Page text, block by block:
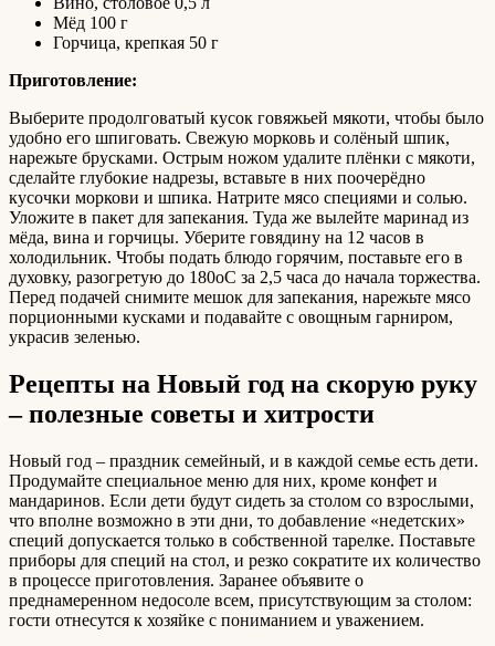
Мёд 100 г
Горчица, крепкая 50 г
Приготовление:
Выберите продолговатый кусок говяжьей мякоти, чтобы было
удобно его шпиговать. Свежую морковь и солёный шпик,
нарежьте брусками. Острым ножом удалите плёнки с мякоти,
сделайте глубокие надрезы, вставьте в них поочерёдно
кусочки моркови и шпика. Натрите мясо специями и солью.
Уложите в пакет для запекания. Туда же вылейте маринад из
мёда, вина и горчицы. Уберите говядину на 12 часов в
холодильник. Чтобы подать блюдо горячим, поставьте его в
духовку, разогретую до 180оС за 2,5 часа до начала торжества.
Перед подачей снимите мешок для запекания, нарежьте мясо
порционными кусками и подавайте с овощным гарниром,
украсив зеленью.
Рецепты на Новый год на скорую руку
– полезные советы и хитрости
Новый год – праздник семейный, и в каждой семье есть дети.
Продумайте специальное меню для них, кроме конфет и
мандаринов. Если дети будут сидеть за столом со взрослыми,
что вполне возможно в эти дни, то добавление «недетских»
специй допускается только в собственной тарелке. Поставьте
приборы для специй на стол, и резко сократите их количество
в процессе приготовления. Заранее объявите о
преднамеренном недосоле всем, присутствующим за столом:
гости отнесутся к хозяйке с пониманием и уважением.